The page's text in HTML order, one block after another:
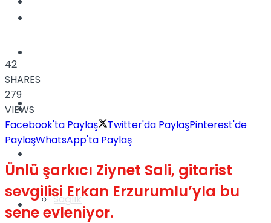
Yaşam
Sağlık
Dünya
Müzik
42
SHARES
279
VIEWS
Facebook'ta Paylaş
Twitter'da PaylaşPinterest'de
PaylaşWhatsApp'ta Paylaş
Ünlü şarkıcı Ziynet Sali, gitarist
sevgilisi Erkan Erzurumlu’yla bu
sene evleniyor.